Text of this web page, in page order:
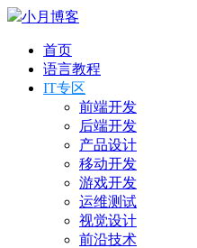
小月博客
首页
语言教程
IT专区
前端开发
后端开发
产品设计
移动开发
游戏开发
运维测试
视觉设计
前沿技术